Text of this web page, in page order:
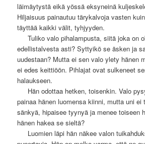
läimäytystä eikä yössä eksyneinä
Hiljaisuus painautuu tärykalvoja vasten
täyttää kaikki välit, tyhjyyden.
Tuliko valo pihalampusta, siitä joka on
edellistalvesta asti? Syttyikö se äsken ja
uudestaan? Mutta ei sen valo ylety hänen
ei edes keittiöön. Pihlajat ovat sulkeneet
halaukseen.
Hän odottaa hetken, toisenkin. Valo
painaa hänen luomensa kiinni, mutta uni ei
sänkyä, hipaisee tyynyä ja menee toiseen
hänen hakea se sieltä?
Luomien läpi hän näkee valon